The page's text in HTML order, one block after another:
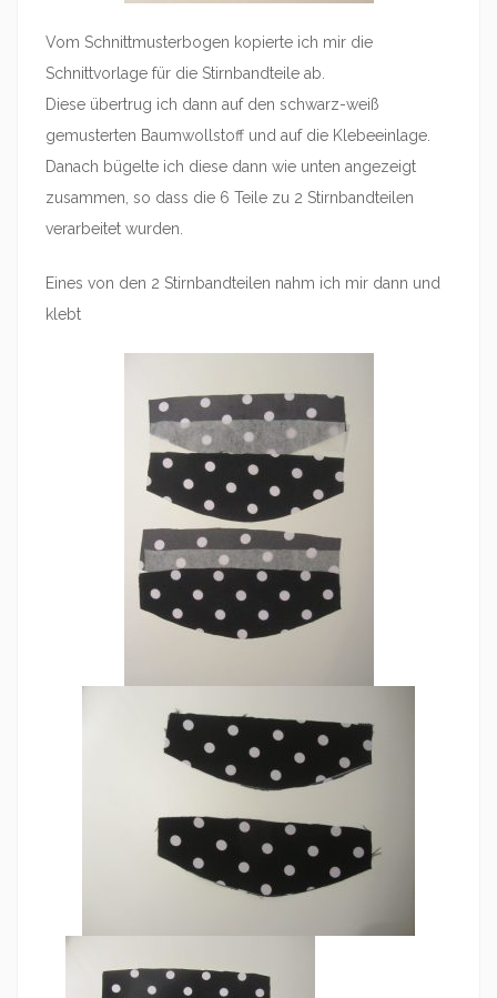
Vom Schnittmusterbogen kopierte ich mir die
Schnittvorlage für die Stirnbandteile ab.
Diese übertrug ich dann auf den schwarz-weiß
gemusterten Baumwollstoff und auf die Klebeeinlage.
Danach bügelte ich diese dann wie unten angezeigt
zusammen, so dass die 6 Teile zu 2 Stirnbandteilen
verarbeitet wurden.
Eines von den 2 Stirnbandteilen nahm ich mir dann und
klebt